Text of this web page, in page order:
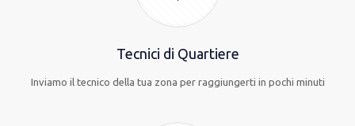
Tecnici di Quartiere
Inviamo il tecnico della tua zona per raggiungerti in pochi minuti